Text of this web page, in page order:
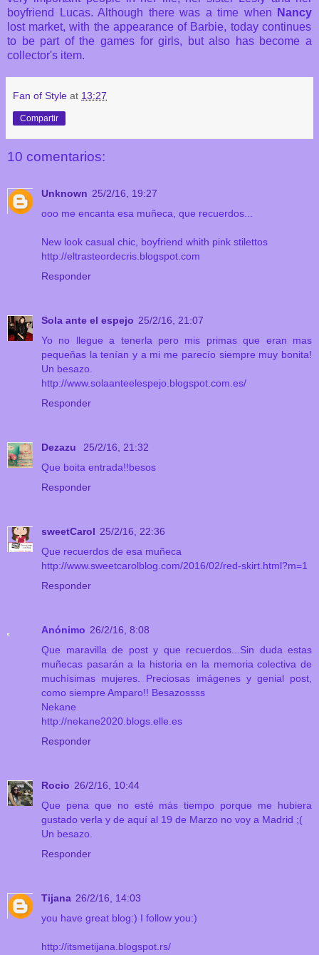
boyfriend Lucas. Although there was a time when
Nancy
lost market, with the appearance of Barbie, today continues
to be part of the games for girls, but also has become a
collector's item.
Fan of Style at 13:27
Compartir
10 comentarios:
Unknown 25/2/16, 19:27
ooo me encanta esa muñeca, que recuerdos...
New look casual chic, boyfriend whith pink stilettos
http://eltrasteordecris.blogspot.com
Responder
Sola ante el espejo 25/2/16, 21:07
Yo no llegue a tenerla pero mis primas que eran mas
pequeñas la tenían y a mi me parecío siempre muy bonita!
Un besazo.
http://www.solaanteelespejo.blogspot.com.es/
Responder
Dezazu
25/2/16, 21:32
Que boita entrada!!besos
Responder
sweetCarol 25/2/16, 22:36
Que recuerdos de esa muñeca
http://www.sweetcarolblog.com/2016/02/red-skirt.html?m=1
Responder
Anónimo 26/2/16, 8:08
Que maravilla de post y que recuerdos...Sin duda estas
muñecas pasarán a la historia en la memoria colectiva de
muchísimas mujeres. Preciosas imágenes y genial post,
como siempre Amparo!! Besazossss
Nekane
http://nekane2020.blogs.elle.es
Responder
Rocio 26/2/16, 10:44
Que pena que no esté más tiempo porque me hubiera
gustado verla y de aquí al 19 de Marzo no voy a Madrid ;(
Un besazo.
Responder
Tijana 26/2/16, 14:03
you have great blog:) I follow you:)
http://itsmetijana.blogspot.rs/